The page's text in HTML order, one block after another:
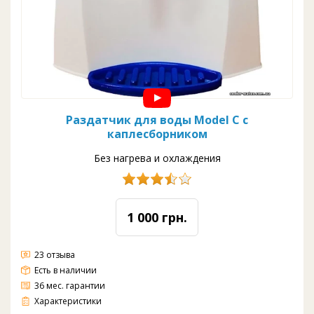
Раздатчик для воды Model С с
каплесборником
Без нагрева и охлаждения
1 000 грн.
23 отзыва
Есть в наличии
36 мес. гарантии
Без нагрева и охлаждения
Загрузка: верхняя
Вода: комнатная
Краны: нажим рукой
Цвет: белый
Производительность Гор.: 0 л/ч
Производительность Хол.: 0 л/ч
Ёмкость бака Гор. и Хол.: 0 л и 0 л..
Характеристики